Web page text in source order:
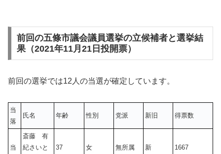
前回の五條市議会議員選挙の立候補者と選挙結
果（2021年11月21日投開票）
前回の選挙では12人の当選が確定しています。
当
落
氏名 年齢 性別 党派 新旧 得票数
当
斎藤 有
紀さいと
37 女 無所属 新 1667